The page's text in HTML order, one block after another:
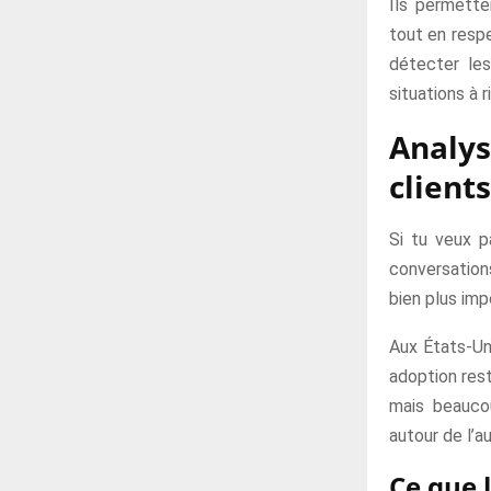
Ils
tout en
détecter
situations à
Si tu veux
bien plus
Aux États-
adoption
mais
autour de